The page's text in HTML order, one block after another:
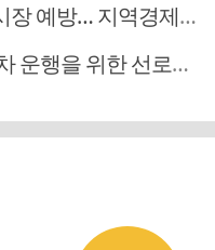
지역경제 협력방안 논의
행을 위한 선로관리